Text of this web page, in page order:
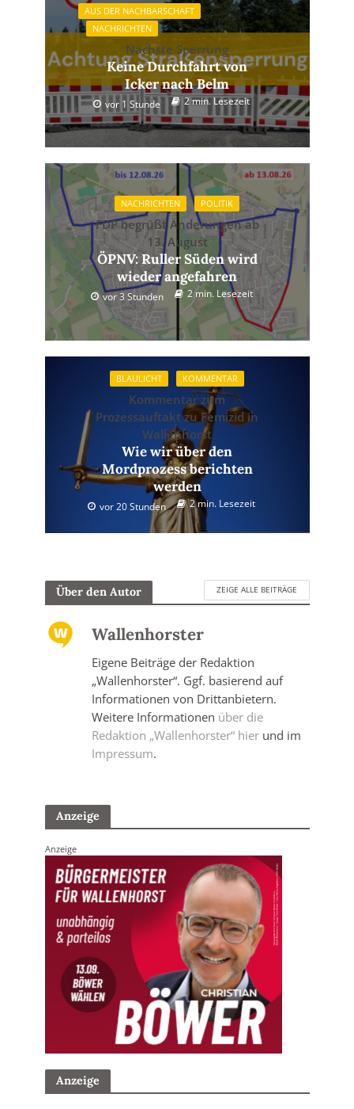
AUS DER NACHBARSCHAFT
NACHRICHTEN
Nächste Sperrung
Keine Durchfahrt von
Icker nach Belm
vor 1 Stunde 2 min. Lesezeit
NACHRICHTEN POLITIK
FDP begrüßt Änderungen ab
13. August
ÖPNV: Ruller Süden wird
wieder angefahren
vor 3 Stunden 2 min. Lesezeit
BLAULICHT KOMMENTAR
Kommentar zum
Prozessauftakt zu Femizid in
Wallenhorst
Wie wir über den
Mordprozess berichten
werden
vor 20 Stunden 2 min. Lesezeit
Über den Autor ZEIGE ALLE BEITRÄGE
Wallenhorster
Eigene Beiträge der Redaktion
„Wallenhorster“. Ggf. basierend auf
Informationen von Drittanbietern.
Weitere Informationen über die
Redaktion „Wallenhorster“ hierund im
Impressum.
Anzeige
Anzeige
Anzeige